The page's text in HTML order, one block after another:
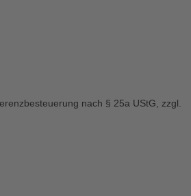
nach § 25a UStG, zzgl.